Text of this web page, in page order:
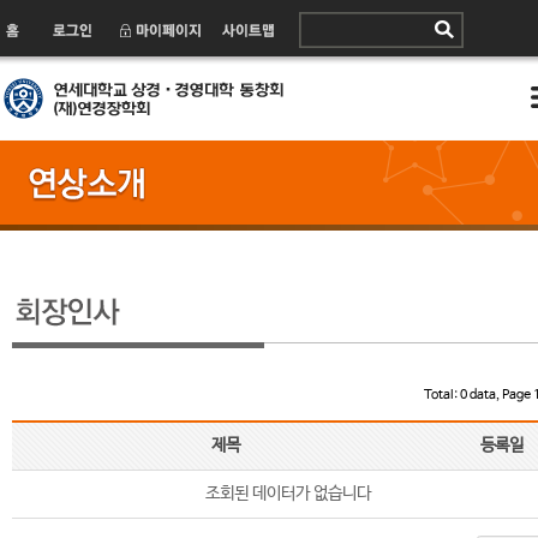
Total: 0 data, Page
제목 등록일
조회된 데이터가 없습니다